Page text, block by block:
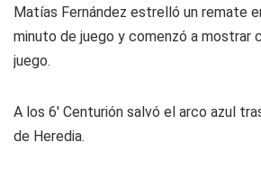
Matías Fernández estrelló un remate
minuto de juego y comenzó a mostrar
juego.
A los 6' Centurión salvó el arco azul
de Heredia.